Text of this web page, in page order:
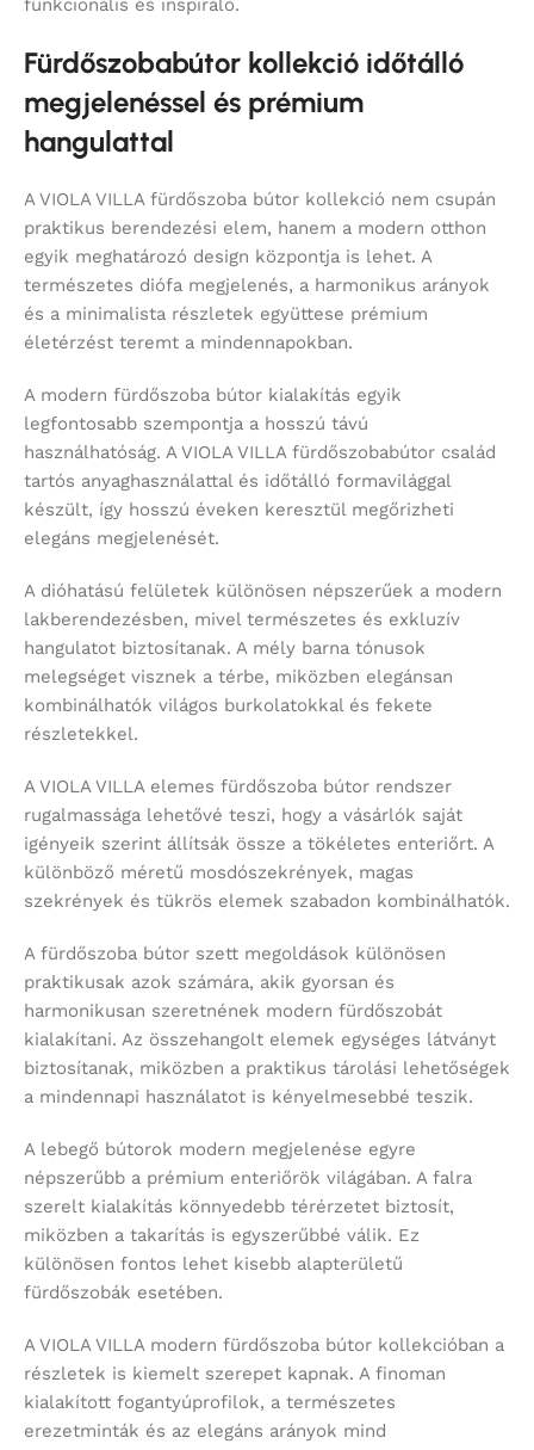
funkcionális és inspiráló.
Fürdőszobabútor kollekció időtálló
megjelenéssel és prémium
hangulattal
A VIOLA VILLA fürdőszoba bútor kollekció nem csupán
praktikus berendezési elem, hanem a modern otthon
egyik meghatározó design központja is lehet. A
természetes diófa megjelenés, a harmonikus arányok
és a minimalista részletek együttese prémium
életérzést teremt a mindennapokban.
A modern fürdőszoba bútor kialakítás egyik
legfontosabb szempontja a hosszú távú
használhatóság. A VIOLA VILLA fürdőszobabútor család
tartós anyaghasználattal és időtálló formavilággal
készült, így hosszú éveken keresztül megőrizheti
elegáns megjelenését.
A dióhatású felületek különösen népszerűek a modern
lakberendezésben, mivel természetes és exkluzív
hangulatot biztosítanak. A mély barna tónusok
melegséget visznek a térbe, miközben elegánsan
kombinálhatók világos burkolatokkal és fekete
részletekkel.
A VIOLA VILLA elemes fürdőszoba bútor rendszer
rugalmassága lehetővé teszi, hogy a vásárlók saját
igényeik szerint állítsák össze a tökéletes enteriőrt. A
különböző méretű mosdószekrények, magas
szekrények és tükrös elemek szabadon kombinálhatók.
A fürdőszoba bútor szett megoldások különösen
praktikusak azok számára, akik gyorsan és
harmonikusan szeretnének modern fürdőszobát
kialakítani. Az összehangolt elemek egységes látványt
biztosítanak, miközben a praktikus tárolási lehetőségek
a mindennapi használatot is kényelmesebbé teszik.
A lebegő bútorok modern megjelenése egyre
népszerűbb a prémium enteriőrök világában. A falra
szerelt kialakítás könnyedebb térérzetet biztosít,
miközben a takarítás is egyszerűbbé válik. Ez
különösen fontos lehet kisebb alapterületű
fürdőszobák esetében.
A VIOLA VILLA modern fürdőszoba bútor kollekcióban a
részletek is kiemelt szerepet kapnak. A finoman
kialakított fogantyúprofilok, a természetes
erezetminták és az elegáns arányok mind